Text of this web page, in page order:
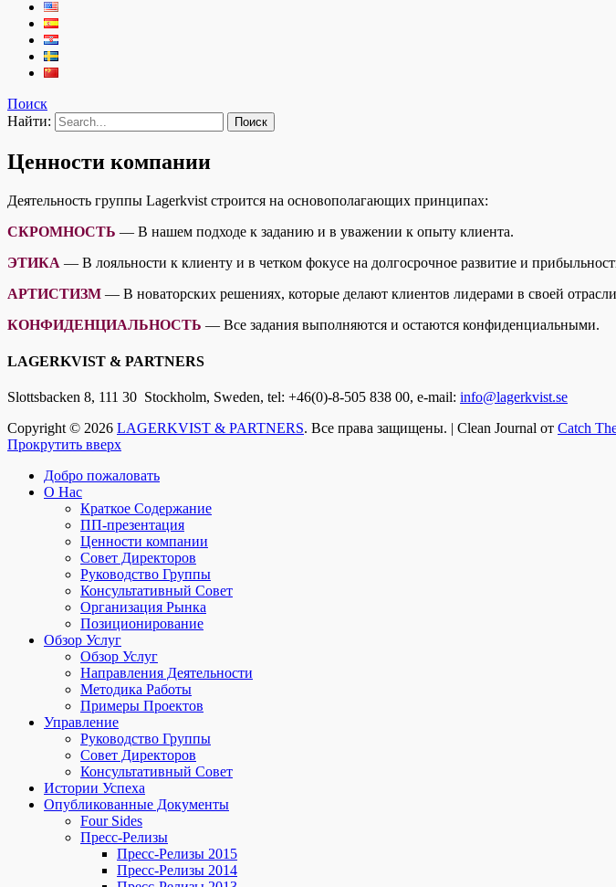
Поиск
Найти:
Ценности компании
Деятельность группы Lagerkvist строится нa oсновополагающих принципах:
СКРОМНОСТЬ — В нашем подходе к заданию и в уважении к опытy клиента.
ЭТИКА — В лояльности к клиенту и в четком фокусе на долгосрочное развитие и
АРТИСТИЗМ — В новаторских решениях, которые делают клиентов лидерами в своей
КОНФИДЕНЦИАЛЬНОСТЬ — Все задания выполняются и остаются конфиденциальными.
LAGERKVIST & PARTNERS
Slottsbacken 8, 111 30 Stockholm, Sweden, tel: +46(0)-8-505 838 00, e-mail: info@lagerkvist.se
Copyright © 2026 LAGERKVIST & PARTNERS. Все права защищены. | Clean Journal от Catch
Прокрутить вверх
Добро пожаловать
O Hac
Краткое Содержание
ПП-презентация
Ценности компании
Совет Директоров
Руководство Группы
Консультативный Совет
Организация Рынка
Позиционирование
Обзор Услуг
Обзор Услуг
Направления Деятельности
Методика Работы
Примеры Проектов
Управление
Руководство Группы
Совет Директоров
Консультативный Совет
Истории Успеха
Опубликованные Документы
Four Sides
Пресс-Pелизы
Пресс-Pелизы 2015
Пресс-Pелизы 2014